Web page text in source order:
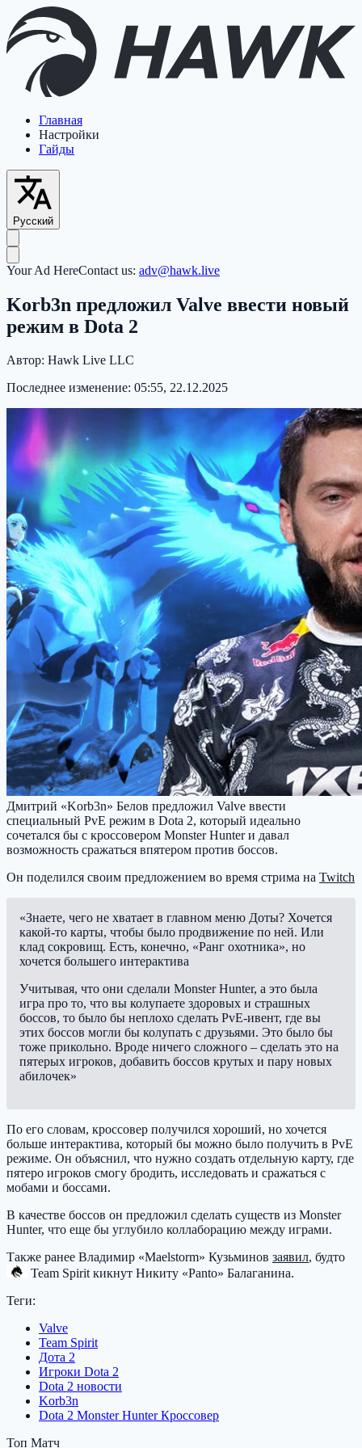
Главная
Настройки
Гайды
Русский
Your Ad HereContact us: adv@hawk.live
Korb3n предложил Valve ввести новый
режим в Dota 2
Автор: Hawk Live LLC
Последнее изменение: 05:55, 22.12.2025
Дмитрий «Korb3n» Белов предложил Valve ввести
специальный PvE режим в Dota 2, который идеально
сочетался бы с кроссовером Monster Hunter и давал
возможность сражаться впятером против боссов.
Он поделился своим предложением во время стрима на Twitch
«Знаете, чего не хватает в главном меню Доты? Хочется
какой-то карты, чтобы было продвижение по ней. Или
клад сокровищ. Есть, конечно, «Ранг охотника», но
хочется большего интерактива
Учитывая, что они сделали Monster Hunter, а это была
игра про то, что вы колупаете здоровых и страшных
боссов, то было бы неплохо сделать PvE-ивент, где вы
этих боссов могли бы колупать с друзьями. Это было бы
тоже прикольно. Вроде ничего сложного – сделать это на
пятерых игроков, добавить боссов крутых и пару новых
абилочек»
По его словам, кроссовер получился хороший, но хочется
больше интерактива, который бы можно было получить в PvE
режиме. Он объяснил, что нужно создать отдельную карту, где
пятеро игроков смогу бродить, исследовать и сражаться с
мобами и боссами.
В качестве боссов он предложил сделать существ из Monster
Hunter, что еще бы углубило коллаборацию между играми.
Также ранее Владимир «Maelstorm» Кузьминов заявил, будто
Team Spiritкикнут Никиту «Panto» Балаганина.
Теги:
Valve
Team Spirit
Дота 2
Игроки Dota 2
Dota 2 новости
Korb3n
Dota 2 Monster Hunter Кроссовер
Топ Матч